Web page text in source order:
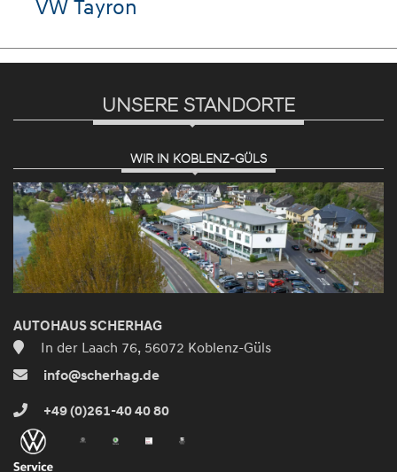
Tayron
UNSERE STANDORTE
WIR IN KOBLENZ-GÜLS
AUTOHAUS SCHERHAG
In der Laach 76, 56072 Koblenz-Güls
info@scherhag.de
+49 (0)261-40 40 80